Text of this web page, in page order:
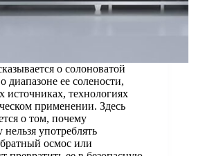
о солоноватой
диапазоне ее солености,
источниках, технологиях
применении. Здесь
о том, почему
употреблять
осмос или